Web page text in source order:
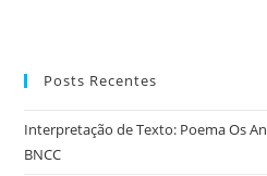
Posts Recentes
Interpretação de Texto: Poema Os
BNCC